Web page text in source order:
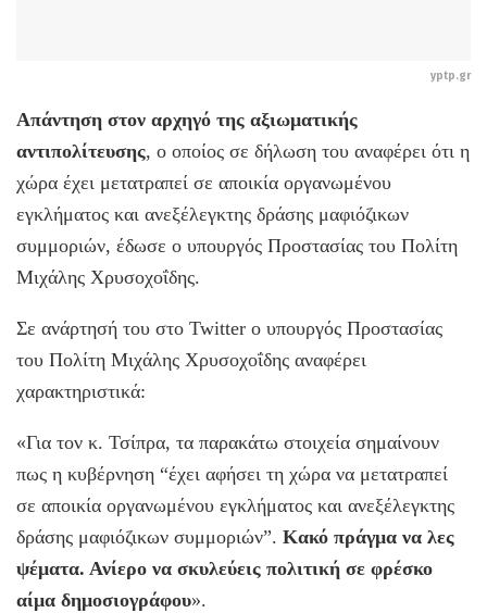
yptp.gr
Απάντηση στον αρχηγό της αξιωματικής
αντιπολίτευσης, ο οποίος σε δήλωση του αναφέρει ότι η
χώρα έχει μετατραπεί σε αποικία οργανωμένου
εγκλήματος και ανεξέλεγκτης δράσης μαφιόζικων
συμμοριών, έδωσε o υπουργός Προστασίας του Πολίτη
Μιχάλης Χρυσοχοΐδης.
Σε ανάρτησή του στο Twitter ο υπουργός Προστασίας
του Πολίτη Μιχάλης Χρυσοχοΐδης αναφέρει
χαρακτηριστικά:
«Για τον κ. Τσίπρα, τα παρακάτω στοιχεία σημαίνουν
πως η κυβέρνηση “έχει αφήσει τη χώρα να μετατραπεί
σε αποικία οργανωμένου εγκλήματος και ανεξέλεγκτης
δράσης μαφιόζικων συμμοριών”. Κακό πράγμα να λες
ψέματα. Ανίερο να σκυλεύεις πολιτική σε φρέσκο
αίμα δημοσιογράφου».